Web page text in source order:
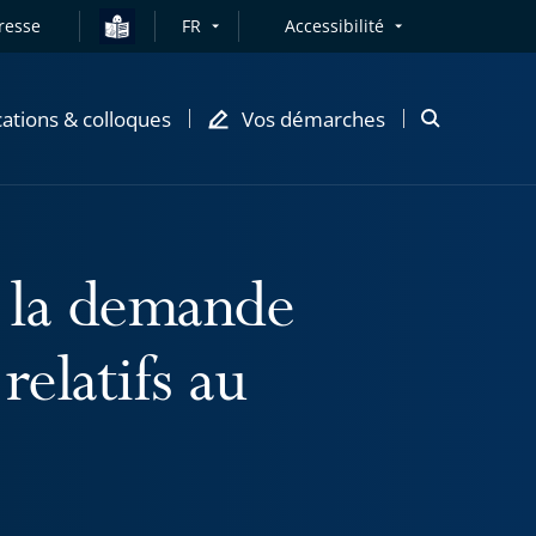
FR Accessibilité
& colloques Vos démarches
Ouvrir
demande
au